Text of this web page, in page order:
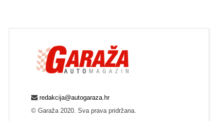
redakcija@autogaraza.hr
© Garaža 2020. Sva prava pridržana.